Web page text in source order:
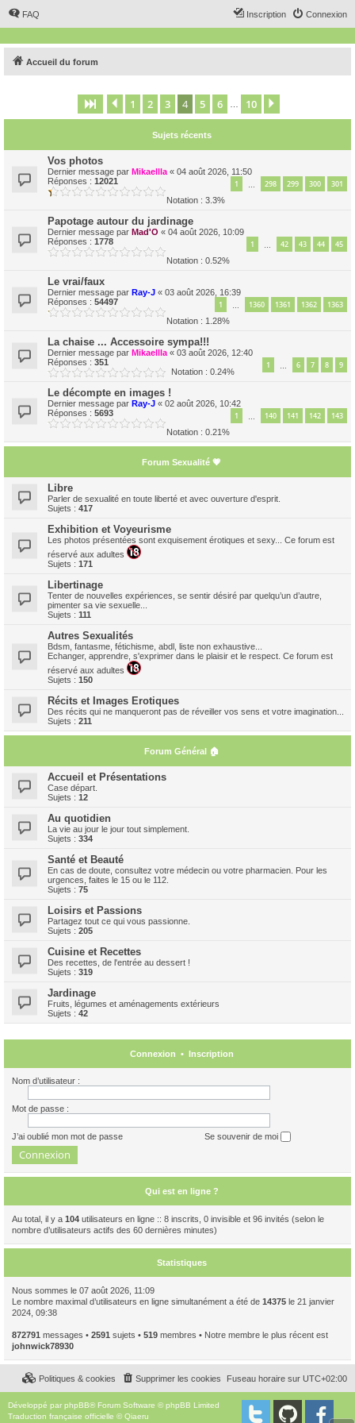
FAQ Connexion
Inscription
Accueil du forum
Page sur10
Précédent
1 2 3 4 5 6 10
Sujets récents
Vos photos
Dernier message par Mikaellla « 04 août 2026, 11:50
Réponses : 12021 1 298 299 300 301
Notation : 3.3%
Papotage autour du jardinage
Dernier message par Mad'O « 04 août 2026, 10:09
Réponses : 1778 1 42 43 44 45
Notation : 0.52%
Le vrai/faux
Dernier message par Ray-J « 03 août 2026, 16:39
Réponses : 54497 1 1360 1361 1362 1363
Notation : 1.28%
La chaise ... Accessoire sympa!!!
Dernier message par Mikaellla « 03 août 2026, 12:40
Réponses : 351 1 6 7 8 9
Notation : 0.24%
Le décompte en images !
Dernier message par Ray-J « 02 août 2026, 10:42
Réponses : 5693 1 140 141 142 143
Notation : 0.21%
Forum Sexualité 💗
Libre
Parler de sexualité en toute liberté et avec ouverture d'esprit.
Sujets : 417
Exhibition et Voyeurisme
Les photos présentées sont exquisement érotiques et sexy... Ce forum est
réservé aux adultes
Sujets : 171
Libertinage
Tenter de nouvelles expériences, se sentir désiré par quelqu’un d’autre,
pimenter sa vie sexuelle...
Sujets : 111
Autres Sexualités
Bdsm, fantasme, fétichisme, abdl, liste non exhaustive...
Echanger, apprendre, s'exprimer dans le plaisir et le respect. Ce forum est
réservé aux adultes
Sujets : 150
Récits et Images Erotiques
Des récits qui ne manqueront pas de réveiller vos sens et votre imagination...
Sujets : 211
Forum Général 🏠
Accueil et Présentations
Case départ.
Sujets : 12
Au quotidien
La vie au jour le jour tout simplement.
Sujets : 334
Santé et Beauté
En cas de doute, consultez votre médecin ou votre pharmacien. Pour les
urgences, faites le 15 ou le 112.
Sujets : 75
Loisirs et Passions
Partagez tout ce qui vous passionne.
Sujets : 205
Cuisine et Recettes
Des recettes, de l'entrée au dessert !
Sujets : 319
Jardinage
Fruits, légumes et aménagements extérieurs
Sujets : 42
Connexion • Inscription
Nom d’utilisateur :
Mot de passe :
J’ai oublié mon mot de passe Se souvenir de moi
Qui est en ligne ?
Au total, il y a 104 utilisateurs en ligne :: 8 inscrits, 0 invisible et 96 invités (selon le
nombre d’utilisateurs actifs des 60 dernières minutes)
Statistiques
Nous sommes le 07 août 2026, 11:09
Le nombre maximal d’utilisateurs en ligne simultanément a été de 14375 le 21 janvier
2024, 09:38
872791 messages • 2591 sujets • 519 membres • Notre membre le plus récent est
johnwick78930
Fuseau horaire sur UTC+02:00
Supprimer les cookies
Politiques & cookies
Développé par phpBB® Forum Software © phpBB Limited
Traduction française officielle ©Qiaeru